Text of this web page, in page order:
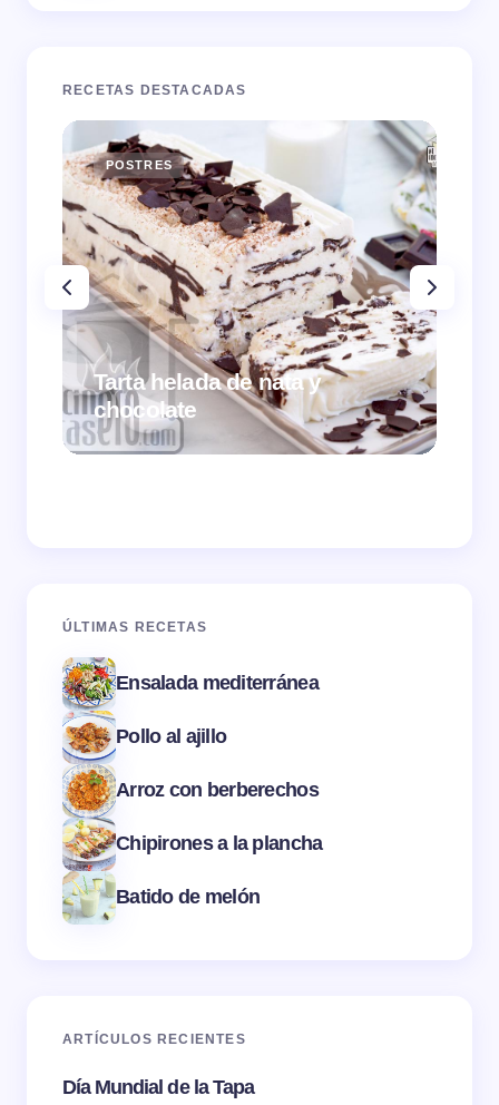
RECETAS DESTACADAS
POSTRES
Tarta helada de nata y
chocolate
ÚLTIMAS RECETAS
Ensalada mediterránea
Pollo al ajillo
Arroz con berberechos
Chipirones a la plancha
Batido de melón
ARTÍCULOS RECIENTES
Día Mundial de la Tapa